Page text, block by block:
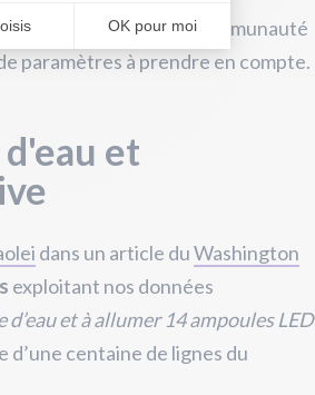
ou à étayerpar la communauté
paramètres à prendre en compte.
et
dans un article duWashington
exploitant nos données
et à allumer 14 ampoules LED
centaine de lignes du